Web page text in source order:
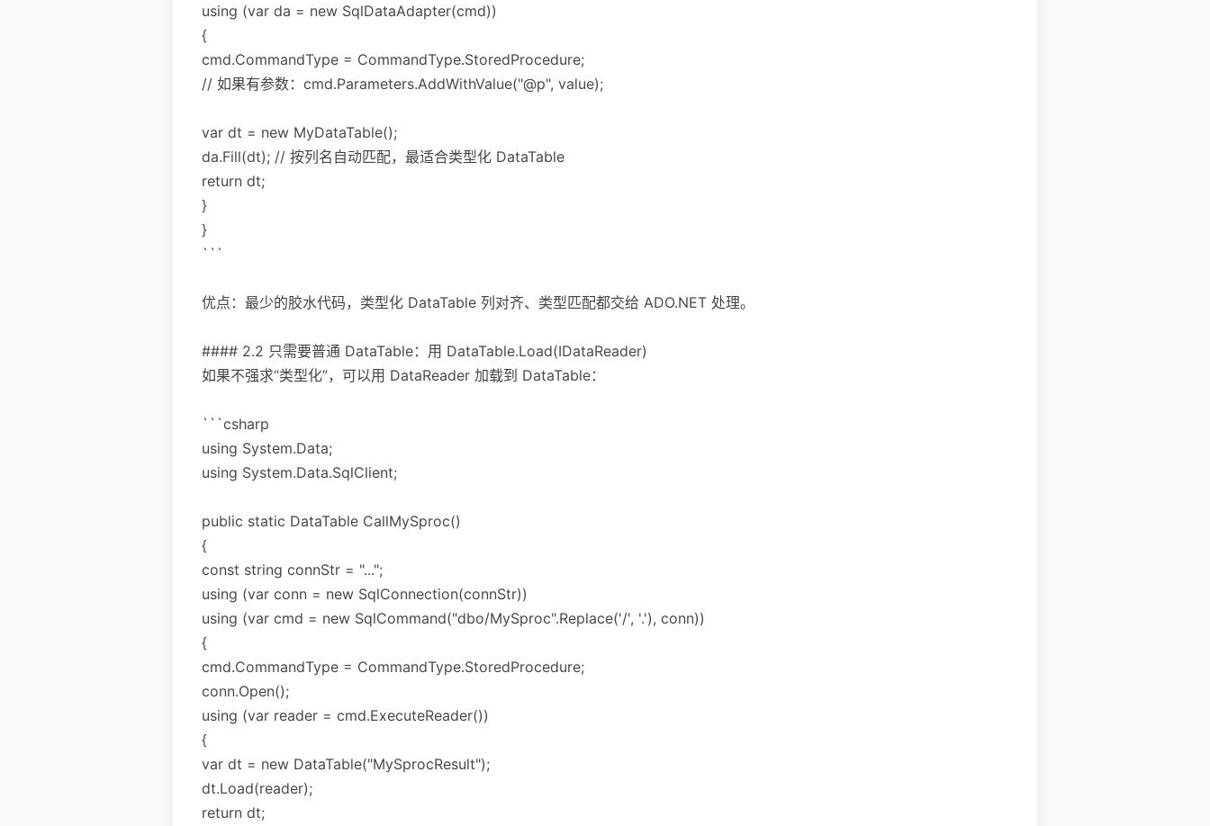
using (var da = new SqlDataAdapter(cmd))
{
cmd.CommandType = CommandType.StoredProcedure;
// 如果有参数：cmd.Parameters.AddWithValue("@p", value);
var dt = new MyDataTable();
da.Fill(dt); // 按列名自动匹配，最适合类型化 DataTable
return dt;
}
}
```
优点：最少的胶水代码，类型化 DataTable 列对齐、类型匹配都交给 ADO.NET 处理。
#### 2.2 只需要普通 DataTable：用 DataTable.Load(IDataReader)
如果不强求“类型化”，可以用 DataReader 加载到 DataTable：
```csharp
using System.Data;
using System.Data.SqlClient;
public static DataTable CallMySproc()
{
const string connStr = "...";
using (var conn = new SqlConnection(connStr))
using (var cmd = new SqlCommand("dbo/MySproc".Replace('/', '.'), conn))
{
cmd.CommandType = CommandType.StoredProcedure;
conn.Open();
using (var reader = cmd.ExecuteReader())
{
var dt = new DataTable("MySprocResult");
dt.Load(reader);
return dt;